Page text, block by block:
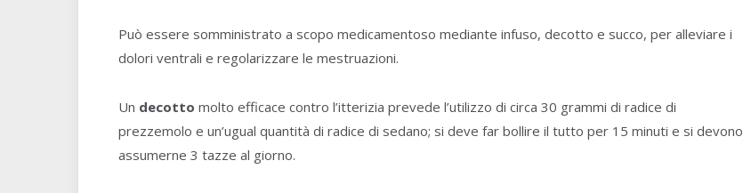
Può essere somministrato a scopo medicamentoso mediante infuso, decotto e succo, per alleviare i
dolori ventrali e regolarizzare le mestruazioni.
Un decotto molto efficace contro l’itterizia prevede l’utilizzo di circa 30 grammi di radice di
prezzemolo e un’ugual quantità di radice di sedano; si deve far bollire il tutto per 15 minuti e si devono
assumerne 3 tazze al giorno.